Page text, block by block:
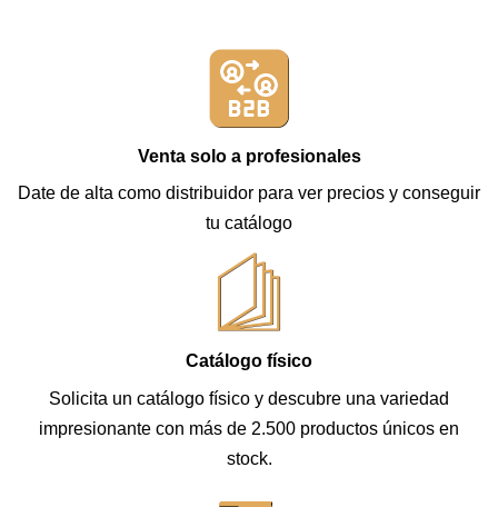
Venta solo a profesionales
Date de alta como distribuidor para ver precios y conseguir
tu catálogo
Catálogo físico
Solicita un catálogo físico y descubre una variedad
impresionante con más de 2.500 productos únicos en
stock.